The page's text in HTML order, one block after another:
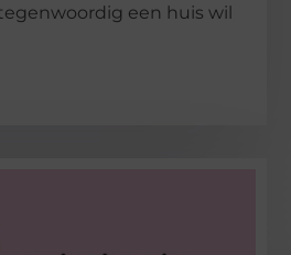
een huis wil